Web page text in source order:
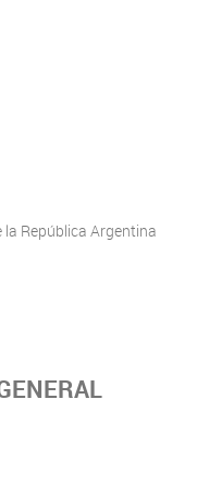
República Argentina